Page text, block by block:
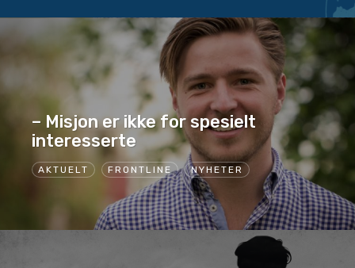
AKTUELT FRONTLINE NYHETER
– Misjon er ikke for spesielt
interesserte